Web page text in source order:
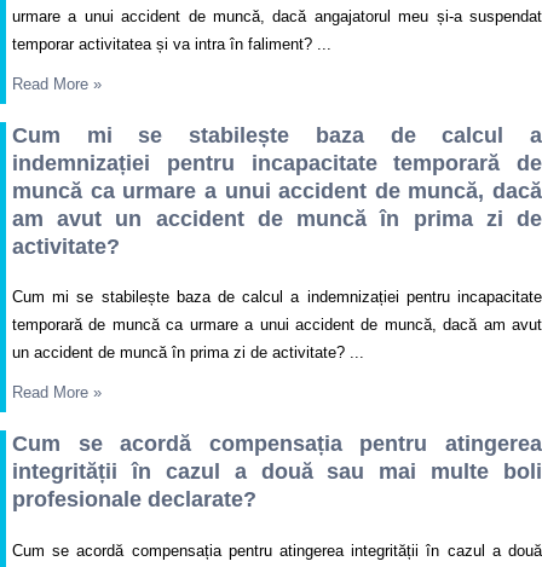
urmare a unui accident de muncă, dacă angajatorul meu și-a suspendat
temporar activitatea și va intra în faliment? ...
Read More »
Cum mi se stabilește baza de calcul a
indemnizației pentru incapacitate temporară de
muncă ca urmare a unui accident de muncă, dacă
am avut un accident de muncă în prima zi de
activitate?
Cum mi se stabilește baza de calcul a indemnizației pentru incapacitate
temporară de muncă ca urmare a unui accident de muncă, dacă am avut
un accident de muncă în prima zi de activitate? ...
Read More »
Cum se acordă compensația pentru atingerea
integrității în cazul a două sau mai multe boli
profesionale declarate?
Cum se acordă compensația pentru atingerea integrității în cazul a două